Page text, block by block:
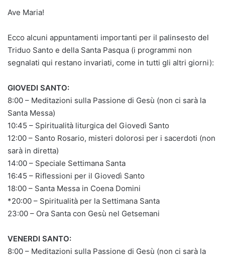
Ave Maria!
Ecco alcuni appuntamenti importanti per il palinsesto del
Triduo Santo e della Santa Pasqua (i programmi non
segnalati qui restano invariati, come in tutti gli altri giorni):
GIOVEDI SANTO:
8:00 – Meditazioni sulla Passione di Gesù (non ci sarà la
Santa Messa)
10:45 – Spiritualità liturgica del Giovedì Santo
12:00 – Santo Rosario, misteri dolorosi per i sacerdoti (non
sarà in diretta)
14:00 – Speciale Settimana Santa
16:45 – Riflessioni per il Giovedì Santo
18:00 – Santa Messa in Coena Domini
*20:00 – Spiritualità per la Settimana Santa
23:00 – Ora Santa con Gesù nel Getsemani
VENERDI SANTO:
8:00 – Meditazioni sulla Passione di Gesù (non ci sarà la